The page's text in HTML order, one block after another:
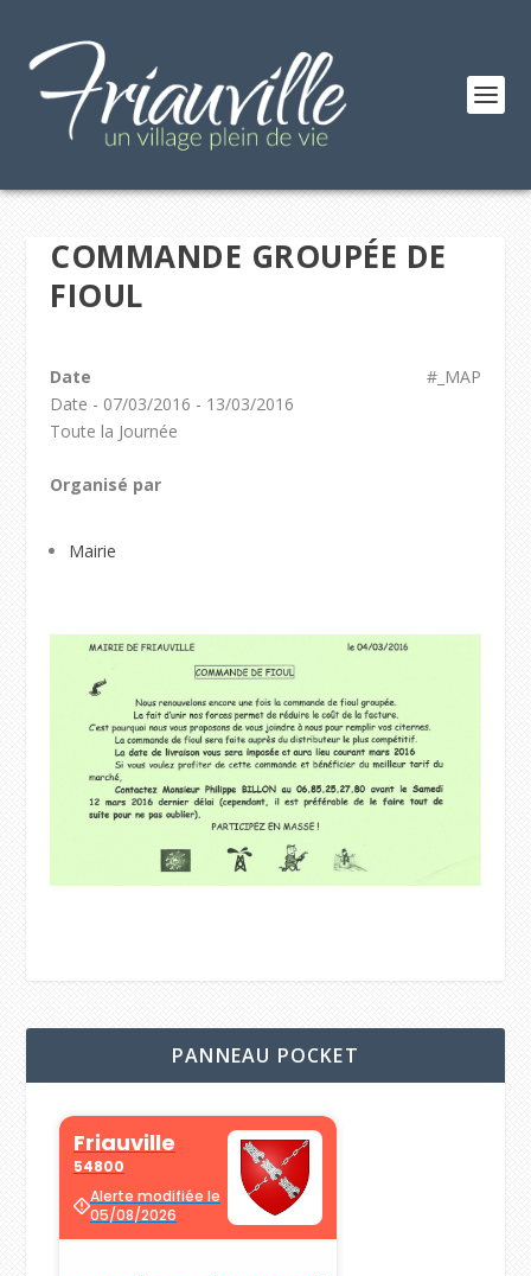
COMMANDE GROUPÉE DE
FIOUL
#_MAP
Date
Date - 07/03/2016 - 13/03/2016
Toute la Journée
Organisé par
Mairie
PANNEAU POCKET